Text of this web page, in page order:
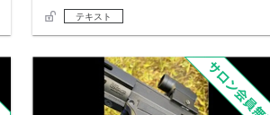
ルマ…
テキスト